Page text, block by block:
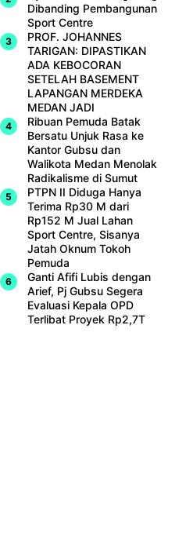
Dibanding Pembangunan
Sport Centre
PROF. JOHANNES
TARIGAN: DIPASTIKAN
ADA KEBOCORAN
SETELAH BASEMENT
LAPANGAN MERDEKA
MEDAN JADI
Ribuan Pemuda Batak
Bersatu Unjuk Rasa ke
Kantor Gubsu dan
Walikota Medan Menolak
Radikalisme di Sumut
PTPN II Diduga Hanya
Terima Rp30 M dari
Rp152 M Jual Lahan
Sport Centre, Sisanya
Jatah Oknum Tokoh
Pemuda
Ganti Afifi Lubis dengan
Arief, Pj Gubsu Segera
Evaluasi Kepala OPD
Terlibat Proyek Rp2,7T